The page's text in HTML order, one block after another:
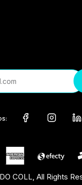
COLL, All Rights